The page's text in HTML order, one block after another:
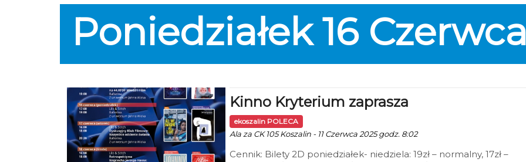
świeżym powietrzu.
Poniedziałek 16
Kinno Kryterium zaprasza
ekoszalin POLECA
Ala za CK 105 Koszalin - 11 Czerwca 2025 godz. 8:02
Cennik: Bilety 2D poniedziałek- niedziela: 19zł – normalny, 17zł –